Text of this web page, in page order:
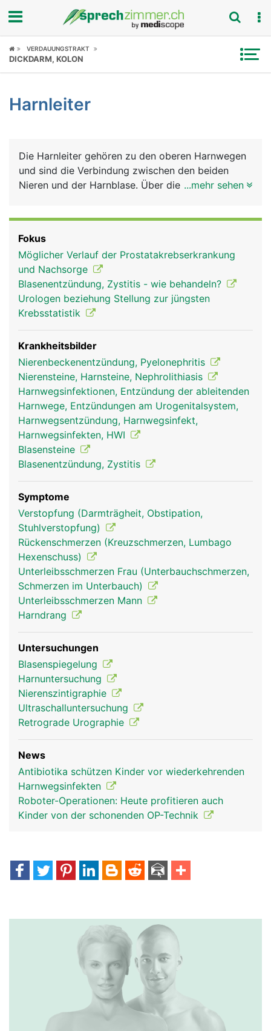
Fokus
Symptome
News
Rubriken
VERDAUUNGSTRAKT
DICKDARM, KOLON
Harnleiter
Die Harnleiter gehören zu den oberen Harnwegen
und sind die Verbindung zwischen den beiden
Nieren und der Harnblase. Über die Harnleiter
Harn durch wellenförmige Bewegungen in die
Blase befördern. Die Mündungsstelle liegt an der
Hinterseite der Blasenwand und ist so angelegt,
dass sie wie ein Ventil funktioniert, damit der Urin
nicht in Richtung Nieren zurückfliessen kann.
...mehr sehen
Fokus
Möglicher Verlauf der Prostatakrebserkrankung
und Nachsorge
Blasenentzündung, Zystitis - wie behandeln?
Urologen beziehung Stellung zur jüngsten
Krebsstatistik
Krankheitsbilder
Nierenbeckenentzündung, Pyelonephritis
Nierensteine, Harnsteine, Nephrolithiasis
Harnwegsinfektionen, Entzündung der ableitenden
Harnwege, Entzündungen am Urogenitalsystem,
Harnwegsentzündung, Harnwegsinfekt,
Harnwegsinfekten, HWI
Blasensteine
Blasenentzündung, Zystitis
Symptome
Verstopfung (Darmträgheit, Obstipation,
Stuhlverstopfung)
Rückenschmerzen (Kreuzschmerzen, Lumbago
Hexenschuss)
Unterleibsschmerzen Frau (Unterbauchschmerzen,
Schmerzen im Unterbauch)
Unterleibsschmerzen Mann
Harndrang
Untersuchungen
Blasenspiegelung
Harnuntersuchung
Nierenszintigraphie
Ultraschalluntersuchung
Retrograde Urographie
News
Antibiotika schützen Kinder vor wiederkehrenden
Harnwegsinfekten
Roboter-Operationen: Heute profitieren auch
Kinder von der schonenden OP-Technik